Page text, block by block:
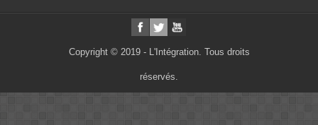
Copyright © 2019 - L'Intégration. Tous droits
réservés.